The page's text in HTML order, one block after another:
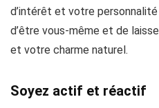
d’intérêt et votre personnalité
d’être vous-même et de
et votre charme naturel.
Soyez actif et réactif